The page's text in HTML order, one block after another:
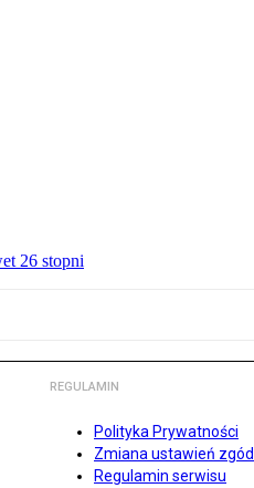
26 stopni
REGULAMIN
Polityka Prywatności
Zmiana ustawień zgód
Regulamin serwisu